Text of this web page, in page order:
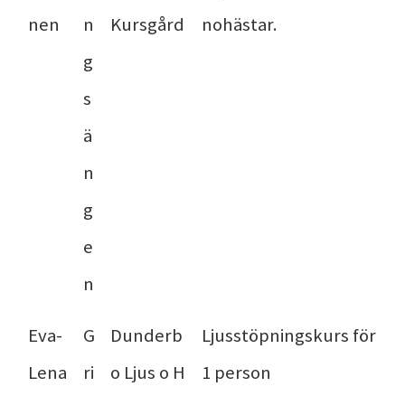
nen
n
g
s
ä
n
g
e
n
Kursgård
nohästar.
Eva-
Lena
G
ri
Dunderb
o Ljus o H
Ljusstöpningskurs för
1 person